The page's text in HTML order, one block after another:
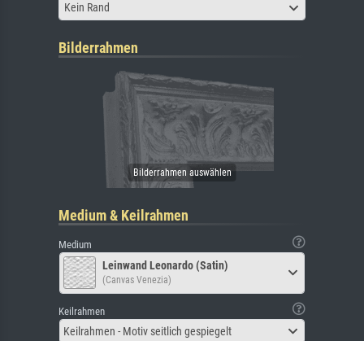
Kein Rand
Bilderrahmen
Medium & Keilrahmen
Medium
Leinwand Leonardo (Satin)
(Canvas Venezia)
Keilrahmen
Keilrahmen - Motiv seitlich gespiegelt